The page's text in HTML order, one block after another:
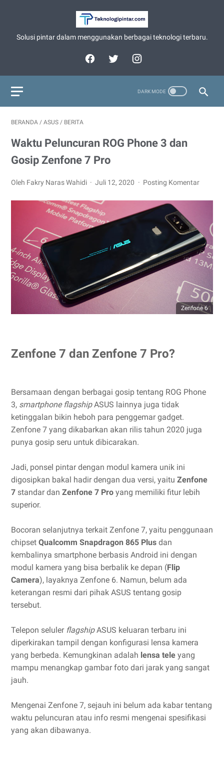
Solusi pintar dalam menggunakan berbagai teknologi terbaru.
BERANDA / ASUS / BERITA
Waktu Peluncuran ROG Phone 3 dan
Gosip Zenfone 7 Pro
Oleh Fakry Naras Wahidi Juli 12, 2020 Posting Komentar
Zenfone 6
Zenfone 7 dan Zenfone 7 Pro?
Bersamaan dengan berbagai gosip tentang ROG Phone
3, smartphone flagshipASUS lainnya juga tidak
ketinggalan bikin heboh para penggemar gadget.
Zenfone 7 yang dikabarkan akan rilis tahun 2020 juga
punya gosip seru untuk dibicarakan.
Jadi, ponsel pintar dengan modul kamera unik ini
digosipkan bakal hadir dengan dua versi, yaitu Zenfone
7 standar dan Zenfone 7 Pro yang memiliki fitur lebih
superior.
Bocoran selanjutnya terkait Zenfone 7, yaitu penggunaan
chipset Qualcomm Snapdragon 865 Plus dan
kembalinya smartphone berbasis Android ini dengan
modul kamera yang bisa berbalik ke depan (Flip
Camera), layaknya Zenfone 6. Namun, belum ada
keterangan resmi dari pihak ASUS tentang gosip
tersebut.
Telepon seluler flagshipASUS keluaran terbaru ini
diperkirakan tampil dengan konfigurasi lensa kamera
yang berbeda. Kemungkinan adalah lensa tele yang
mampu menangkap gambar foto dari jarak yang sangat
jauh.
Mengenai Zenfone 7, sejauh ini belum ada kabar tentang
waktu peluncuran atau info resmi mengenai spesifikasi
yang akan dibawanya.